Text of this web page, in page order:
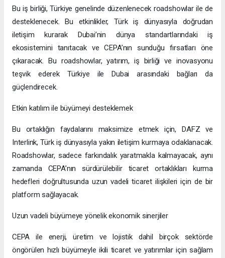
Bu iş birliği, Türkiye genelinde düzenlenecek roadshowlar ile de
desteklenecek. Bu etkinlikler, Türk iş dünyasıyla doğrudan
iletişim kurarak Dubai’nin dünya standartlarındaki iş
ekosistemini tanıtacak ve CEPA’nın sunduğu fırsatları öne
çıkaracak. Bu roadshowlar, yatırım, iş birliği ve inovasyonu
teşvik ederek Türkiye ile Dubai arasındaki bağları da
güçlendirecek.
Etkin katılım ile büyümeyi desteklemek
Bu ortaklığın faydalarını maksimize etmek için, DAFZ ve
Interlink, Türk iş dünyasıyla yakın iletişim kurmaya odaklanacak.
Roadshowlar, sadece farkındalık yaratmakla kalmayacak, aynı
zamanda CEPA’nın sürdürülebilir ticaret ortaklıkları kurma
hedefleri doğrultusunda uzun vadeli ticaret ilişkileri için de bir
platform sağlayacak.
Uzun vadeli büyümeye yönelik ekonomik sinerjiler
CEPA ile enerji, üretim ve lojistik dahil birçok sektörde
öngörülen hızlı büyümeyle ikili ticaret ve yatırımlar için sağlam